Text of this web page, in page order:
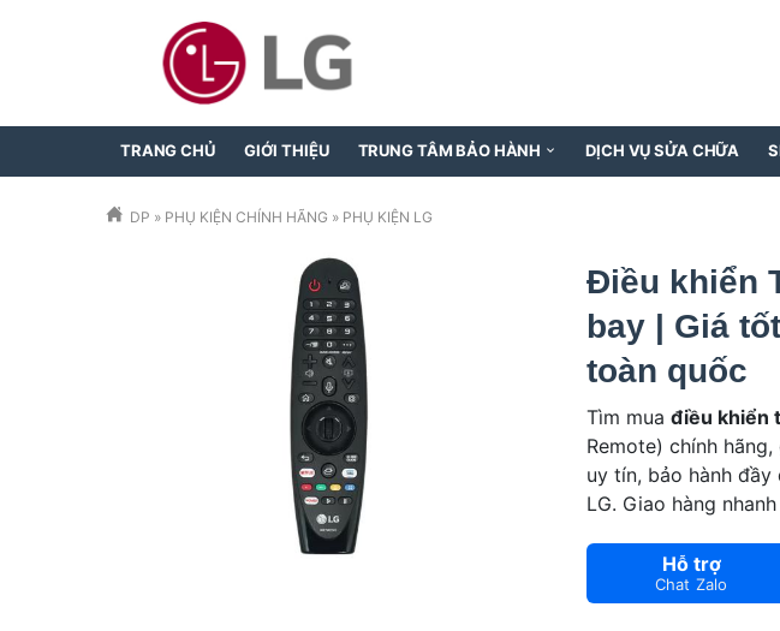
TRANG CHỦ GIỚI THIỆU TRUNG TÂM BẢO HÀNH DỊCH VỤ SỬA CHỮA
DP » PHỤ KIỆN CHÍNH HÃNG » PHỤ KIỆN LG
Điều khiển
bay | Giá
toàn quốc
Tìm mua điều khiển
Remote) chính
uy tín, bảo hành
LG. Giao hàng
Hỗ trợ
Chat Zalo